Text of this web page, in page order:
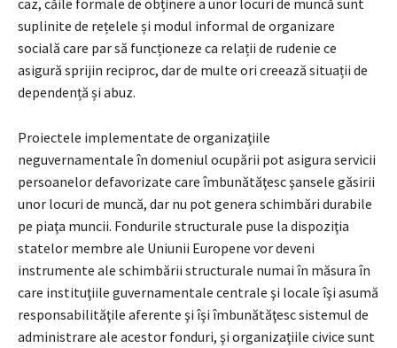
suplinite de rețelele și modul informal de organizare
socială care par să funcționeze ca relații de rudenie ce
asigură sprijin reciproc, dar de multe ori creează situații de
dependență și abuz.
Proiectele implementate de organizaţiile
neguvernamentale în domeniul ocupării pot asigura servicii
persoanelor defavorizate care îmbunătăţesc şansele găsirii
unor locuri de muncă, dar nu pot genera schimbări durabile
pe piaţa muncii. Fondurile structurale puse la dispoziţia
statelor membre ale Uniunii Europene vor deveni
instrumente ale schimbării structurale numai în măsura în
care instituţiile guvernamentale centrale şi locale îşi asumă
responsabilităţile aferente şi îşi îmbunătăţesc sistemul de
administrare ale acestor fonduri, şi organizaţiile civice sunt